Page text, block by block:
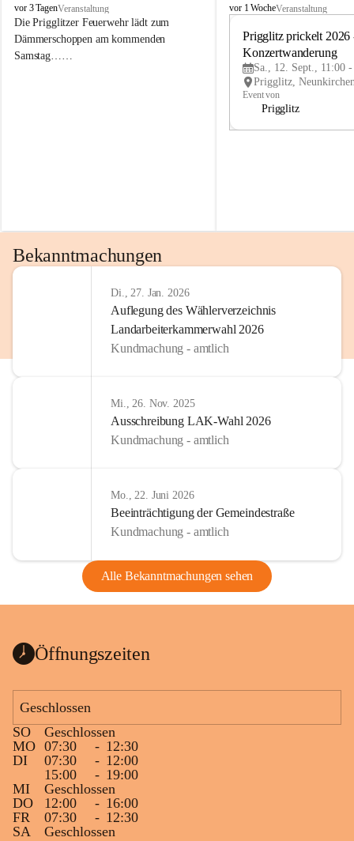
P
r
i
g
vor 3 TagenVeranstaltung
Die Prigglitzer Feuerwehr lädt zum
Dämmerschoppen am kommenden
Samstag……
P
vor 1 WocheVeranstaltung
Prigglitz prickelt 2026
Konzertwanderung
Sa., 12. Sept., 11:00
Event von
Prigglitz
Bekanntmachungen
Di., 27. Jan. 2026
Auflegung des Wählerverzeichnis
Landarbeiterkammerwahl 2026
Kundmachung - amtlich
Mi., 26. Nov. 2025
Ausschreibung LAK-Wahl 2026
Kundmachung - amtlich
Mo., 22. Juni 2026
Beeinträchtigung der Gemeindestraße
Kundmachung - amtlich
Alle Bekanntmachungen sehen
Öffnungszeiten
Geschlossen
SO
Geschlossen
MO 07:30 - 12:30
DI
07:30 - 12:00
15:00
- 19:00
MI
Geschlossen
DO
12:00 - 16:00
FR
07:30 - 12:30
SA
Geschlossen